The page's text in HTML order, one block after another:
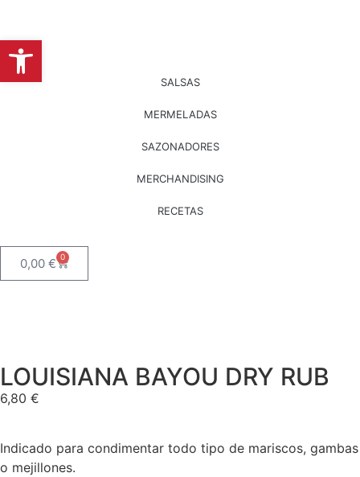
SALSAS
MERMELADAS
SAZONADORES
MERCHANDISING
RECETAS
0,00 € 0
LOUISIANA BAYOU DRY RUB
6,80 €
Indicado para condimentar todo tipo de mariscos, gambas
o mejillones.
Abrir barra de herramientas